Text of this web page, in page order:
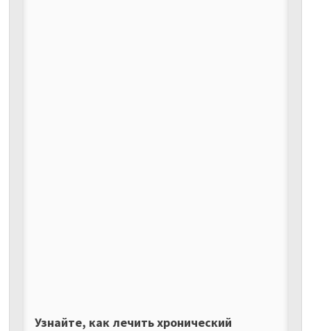
Узнайте, как лечить хронический